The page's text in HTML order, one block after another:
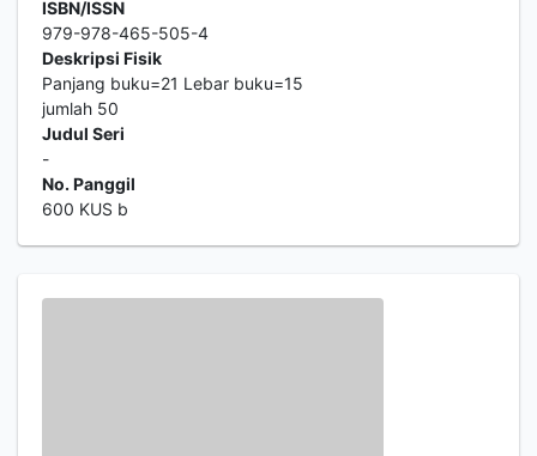
ISBN/ISSN
979-978-465-505-4
Deskripsi Fisik
Panjang buku=21 Lebar buku=15
jumlah 50
Judul Seri
-
No. Panggil
600 KUS b